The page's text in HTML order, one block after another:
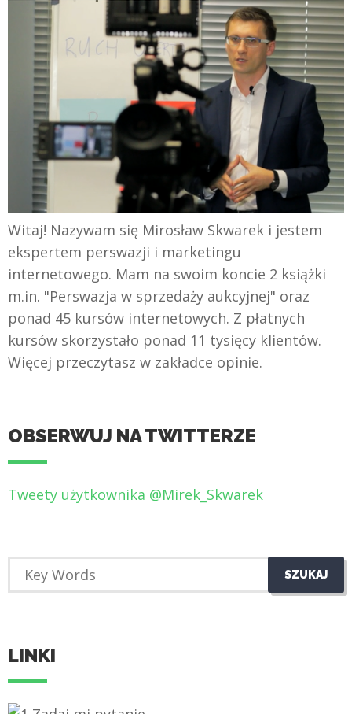
Witaj! Nazywam się Mirosław Skwarek i jestem
ekspertem perswazji i marketingu
internetowego. Mam na swoim koncie 2 książki
m.in. "Perswazja w sprzedaży aukcyjnej" oraz
ponad 45 kursów internetowych. Z płatnych
kursów skorzystało ponad 11 tysięcy klientów.
Więcej przeczytasz w zakładce opinie.
OBSERWUJ NA TWITTERZE
Tweety użytkownika @Mirek_Skwarek
LINKI